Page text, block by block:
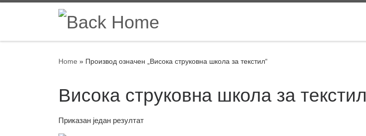
Skip to content
Home » Производ oзначен „Висока струковна школа за текстил“
Висока струковна школа за текстил
Приказан један резултат